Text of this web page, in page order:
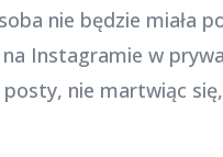
nie będzie miała
Instagramie w
nie martwiąc